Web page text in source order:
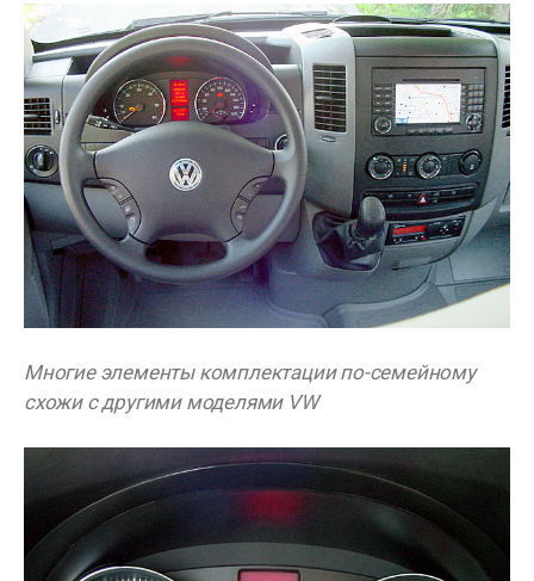
Многие элементы комплектации по-семейному
схожи с другими моделями VW